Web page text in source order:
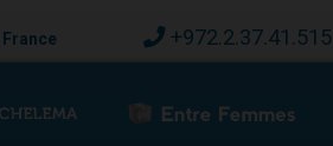
France +972.2.37.41.515